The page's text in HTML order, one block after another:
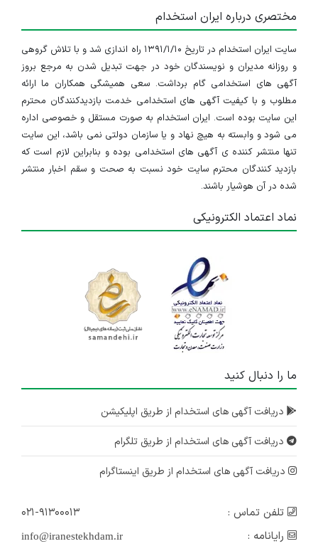
مختصری درباره ایران استخدام
سایت ایران استخدام در تاریخ ۱۳۹۱/۱/۱۰ راه اندازی شد و با تلاش گروهی
و روزانه مدیران و نویسندگان خود در جهت تبدیل شدن به مرجع بروز
آگهی های استخدامی گام برداشت. سعی همیشگی همکاران ما ارائه
مطلوب و با کیفیت آگهی های استخدامی خدمت بازدیدکنندگان محترم
این سایت بوده است. ایران استخدام به صورت مستقل و خصوصی اداره
می شود و وابسته به هیچ نهاد و یا سازمان دولتی نمی باشد، این سایت
تنها منتشر کننده ی آگهی های استخدامی بوده و بنابراین لازم است که
بازدید کنندگان محترم سایت خود نسبت به صحت و سقم اخبار منتشر
شده در آن هوشیار باشند.
نماد اعتماد الکترونیکی
ما را دنبال کنید
دریافت آگهی های استخدام از طریق اپلیکیشن
دریافت آگهی های استخدام از طریق تلگرام
دریافت آگهی های استخدام از طریق اینستاگرام
تلفن تماس :
۰۲۱-۹۱۳۰۰۰۱۳
رایانامه :
info@iranestekhdam.ir